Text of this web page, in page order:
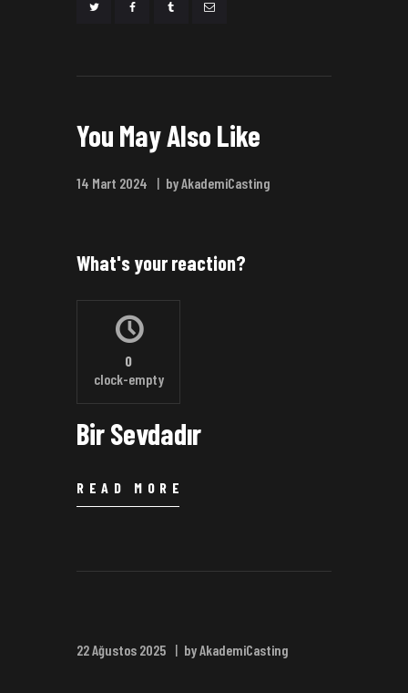
You May Also Like
14 Mart 2024 by AkademiCasting
What's your reaction?
0
clock-empty
Bir Sevdadır
READ MORE
22 Ağustos 2025 by AkademiCasting